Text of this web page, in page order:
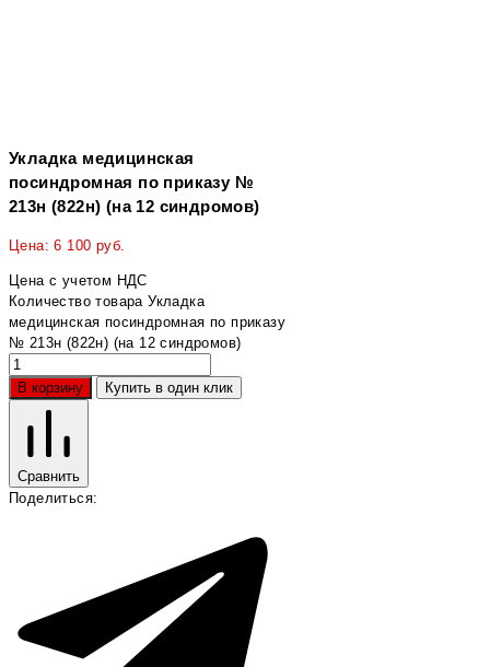
Укладка медицинская
посиндромная по приказу №
213н (822н) (на 12 синдромов)
Цена:6 100 руб.
Цена с учетом НДС
Количество товара Укладка
медицинская посиндромная по приказу
№ 213н (822н) (на 12 синдромов)
В корзину Купить в один клик
Сравнить
Поделиться: